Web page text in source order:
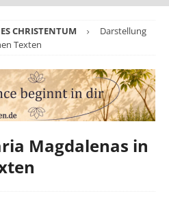
CHRISTENTUM
Darstellung
Texten
Magdalenas in